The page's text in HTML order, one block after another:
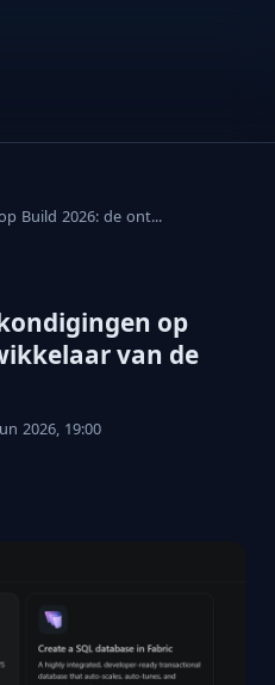
Build 2026: de ont...
op
van de
2026, 19:00